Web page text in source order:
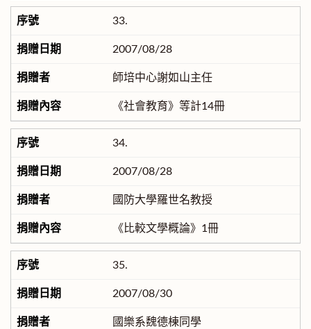
33.
2007/08/28
師培中心謝如山主任
《社會教育》等計14冊
34.
2007/08/28
國防大學羅世名教授
《比較文學概論》1冊
35.
2007/08/30
國樂系魏德棟同學